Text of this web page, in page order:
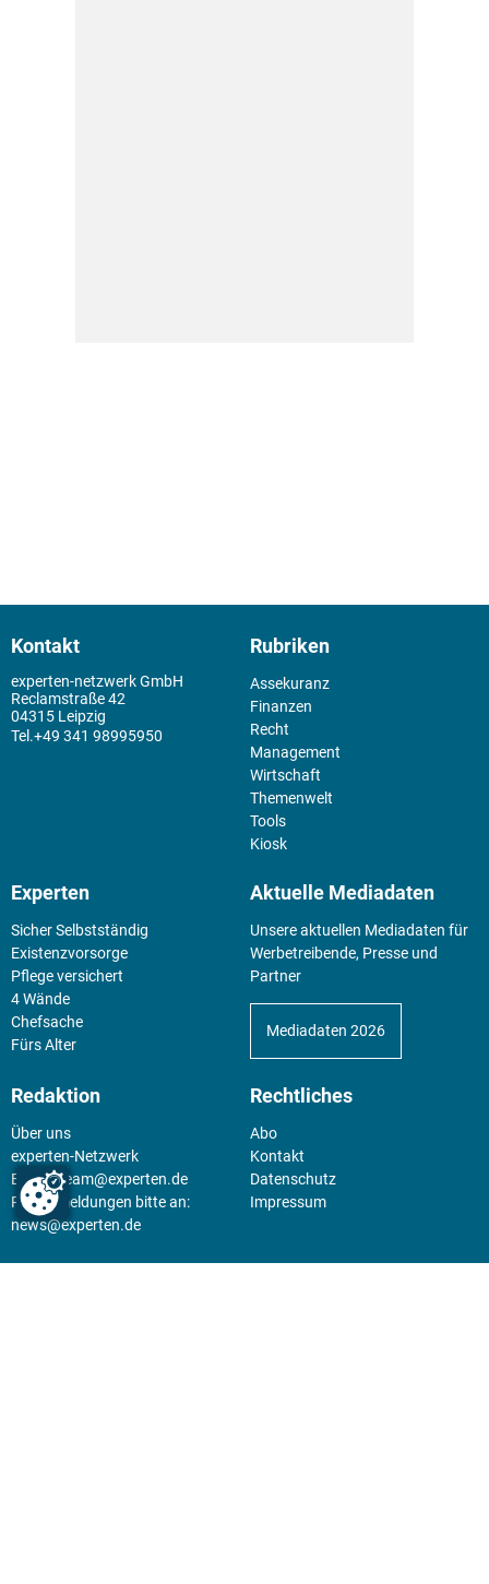
Kontakt
experten-netzwerk GmbH
Reclamstraße 42
04315 Leipzig
+49 341 98995950
Rubriken
Assekuranz
Finanzen
Recht
Management
Wirtschaft
Themenwelt
Tools
Kiosk
Experten
Sicher Selbstständig
Existenz­vorsorge
Pflege versichert
4 Wände
Chefsache
Fürs Alter
Aktuelle Mediadaten
Unsere aktuellen Mediadaten für
Werbetreibende, Presse und
Partner
Mediadaten 2026
Redaktion
Über uns
experten-Netzwerk
E-Mail:team@experten.de
Pressemeldungen bitte an:
news@experten.de
Rechtliches
Abo
Kontakt
Datenschutz
Impressum